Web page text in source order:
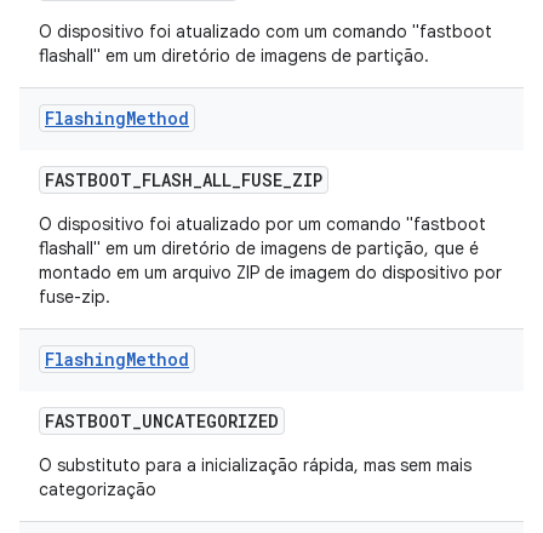
O dispositivo foi atualizado com um comando "fastboot
flashall" em um diretório de imagens de partição.
FlashingMethod
FASTBOOT_FLASH_ALL_FUSE_ZIP
O dispositivo foi atualizado por um comando "fastboot
flashall" em um diretório de imagens de partição, que é
montado em um arquivo ZIP de imagem do dispositivo por
fuse-zip.
FlashingMethod
FASTBOOT_UNCATEGORIZED
O substituto para a inicialização rápida, mas sem mais
categorização